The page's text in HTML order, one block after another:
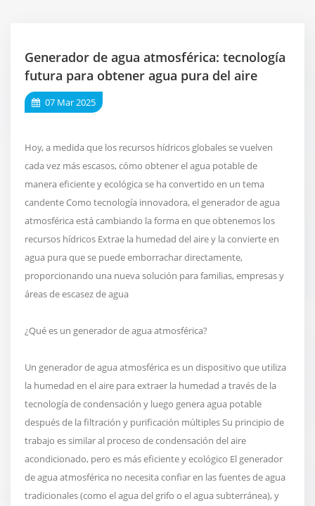
Generador de agua atmosférica: tecnología
futura para obtener agua pura del aire
07 Mar 2025
Hoy, a medida que los recursos hídricos globales se vuelven
cada vez más escasos, cómo obtener el agua potable de
manera eficiente y ecológica se ha convertido en un tema
candente Como tecnología innovadora, el generador de agua
atmosférica está cambiando la forma en que obtenemos los
recursos hídricos Extrae la humedad del aire y la convierte en
agua pura que se puede emborrachar directamente,
proporcionando una nueva solución para familias, empresas y
áreas de escasez de agua
¿Qué es un generador de agua atmosférica?
Un generador de agua atmosférica es un dispositivo que utiliza
la humedad en el aire para extraer la humedad a través de la
tecnología de condensación y luego genera agua potable
después de la filtración y purificación múltiples Su principio de
trabajo es similar al proceso de condensación del aire
acondicionado, pero es más eficiente y ecológico El generador
de agua atmosférica no necesita confiar en las fuentes de agua
tradicionales (como el agua del grifo o el agua subterránea), y